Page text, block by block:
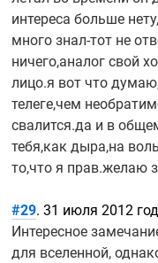
интереса больше
многознал-тот не
ничего,аналог свой
лицо.я вот что
телеге,чем
свалится.да и в
тебя,как дыра,на
то,что я прав.желаю
#29. 31 июля 2012
Интересное
для вселенной,